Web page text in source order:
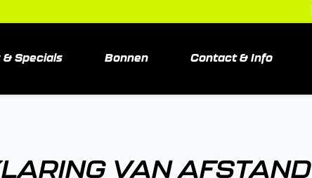
& Specials Bonnen Contact & Info
VAN AFSTAND